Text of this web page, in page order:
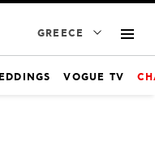
GREECE
VOGUE TV